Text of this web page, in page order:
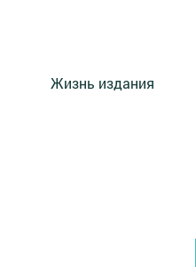
Жизнь издания